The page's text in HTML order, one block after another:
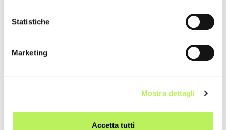
Statistiche
Marketing
Mostra dettagli
Accetta tutti
Main Sponsor